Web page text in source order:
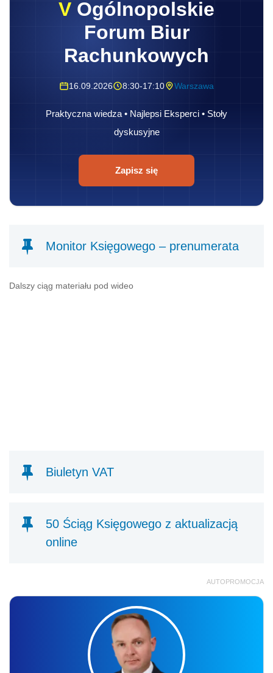
V Ogólnopolskie
Forum Biur
Rachunkowych
16.09.2026 8:30-17:10 Warszawa
Praktyczna wiedza • Najlepsi Eksperci • Stoły
dyskusyjne
Zapisz się
Monitor Księgowego – prenumerata
Dalszy ciąg materiału pod wideo
Biuletyn VAT
50 Ściąg Księgowego z aktualizacją
online
AUTOPROMOCJA